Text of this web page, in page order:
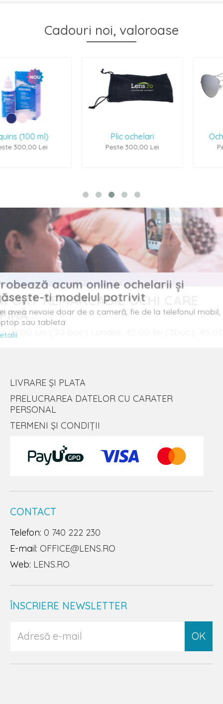
Cadouri noi, valoroase
Peste 300,00 Lei
Ochelari de soare
Peste 500,00 Lei
REMARCABIL OCHI CARE
Lei (30 buc) Lunare: 45,00 lei (3buc),
Probează acum online ochelarii și
găsește-ti modelul potrivit
Vei avea nevoie doar de o cameră, fie de la telefonul mobil,
laptop sau tableta
Detalii
LIVRARE ȘI PLATA
PRELUCRAREA DATELOR CU CARATER
PERSONAL
TERMENI ȘI CONDIȚII
CONTACT
Telefon: 0 740 222 230
E-mail: OFFICE@LENS.RO
Web: LENS.RO
ÎNSCRIERE NEWSLETTER
OK